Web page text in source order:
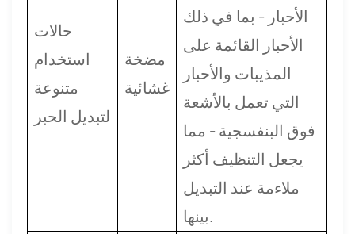
حالات
استخدام
متنوعة
لتبديل الحبر
مضخة
غشائية
الأحبار - بما في ذلك
الأحبار القائمة على
المذيبات والأحبار
التي تعمل بالأشعة
فوق البنفسجية - مما
يجعل التنظيف أكثر
ملاءمة عند التبديل
بينها.